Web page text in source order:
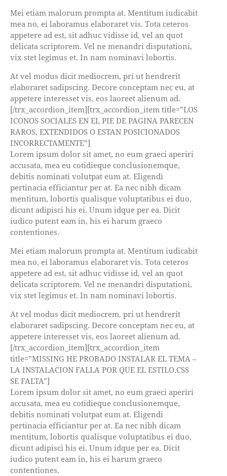
Mei etiam malorum prompta at. Mentitum iudicabit
mea no, ei laboramus elaboraret vis. Tota ceteros
appetere ad est, sit adhuc vidisse id, vel an quot
delicata scriptorem. Vel ne menandri disputationi,
vix stet legimus et. In nam nominavi lobortis.
At vel modus dicit mediocrem, pri ut hendrerit
elaboraret sadipscing. Decore conceptam nec eu, at
appetere interesset vis, eos laoreet alienum ad.
[/trx_accordion_item][trx_accordion_item title=”LOS
ICONOS SOCIALES EN EL PIE DE PAGINA PARECEN
RAROS, EXTENDIDOS O ESTAN POSICIONADOS
INCORRECTAMENTE”]
Lorem ipsum dolor sit amet, no eum graeci aperiri
accusata, mea eu cotidieque conclusionemque,
debitis nominati volutpat eum at. Eligendi
pertinacia efficiantur per at. Ea nec nibh dicam
mentitum, lobortis qualisque voluptatibus ei duo,
dicunt adipisci his ei. Unum idque per ea. Dicit
iudico putent eam in, his ei harum graeco
contentiones.
Mei etiam malorum prompta at. Mentitum iudicabit
mea no, ei laboramus elaboraret vis. Tota ceteros
appetere ad est, sit adhuc vidisse id, vel an quot
delicata scriptorem. Vel ne menandri disputationi,
vix stet legimus et. In nam nominavi lobortis.
At vel modus dicit mediocrem, pri ut hendrerit
elaboraret sadipscing. Decore conceptam nec eu, at
appetere interesset vis, eos laoreet alienum ad.
[/trx_accordion_item][trx_accordion_item
title=”MISSING HE PROBADO INSTALAR EL TEMA –
LA INSTALACION FALLA POR QUE EL ESTILO.CSS
SE FALTA”]
Lorem ipsum dolor sit amet, no eum graeci aperiri
accusata, mea eu cotidieque conclusionemque,
debitis nominati volutpat eum at. Eligendi
pertinacia efficiantur per at. Ea nec nibh dicam
mentitum, lobortis qualisque voluptatibus ei duo,
dicunt adipisci his ei. Unum idque per ea. Dicit
iudico putent eam in, his ei harum graeco
contentiones.